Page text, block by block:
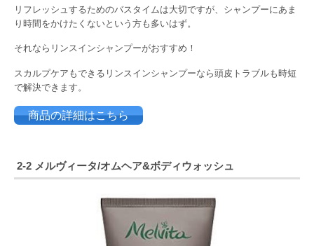
リフレッシュするためのバスタイムは大切ですが、シャンプーにあま
り時間をかけたくないという方も多いはず。
それならリンスインシャンプーがおすすめ！
スカルプケアもできるリンスインシャンプーなら頭皮トラブルも時短
で解決できます。
商品の詳細はこちら
2-2 メルヴィータ/オムヘア&ボディウォッシュ